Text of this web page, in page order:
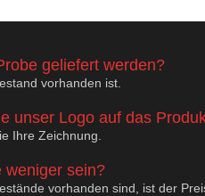
geliefert werden?
vorhanden ist.
unser Logo auf das
Ihre Zeichnung.
weniger sein?
vorhanden sind, ist der